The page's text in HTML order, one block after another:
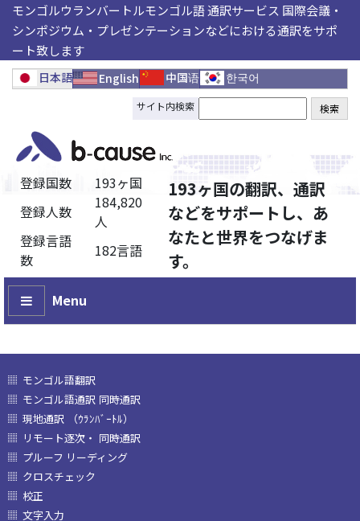
モンゴルウランバートルモンゴル語 通訳サービス 国際会議・
シンポジウム・プレゼンテーションなどにおける通訳をサポ
ート致します